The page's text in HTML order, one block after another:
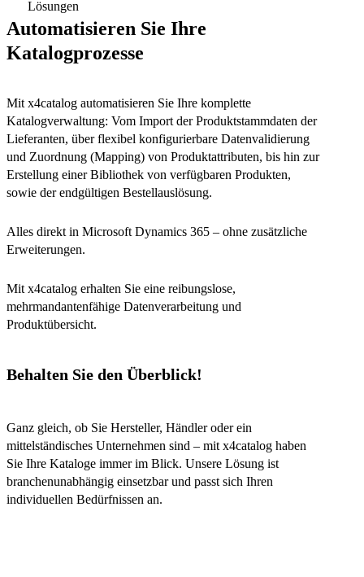
Automatisieren Sie Ihre
Katalogprozesse
Mit x4catalog automatisieren Sie Ihre komplette
Katalogverwaltung: Vom Import der Produktstammdaten der
Lieferanten, über flexibel konfigurierbare Datenvalidierung
und Zuordnung (Mapping) von Produktattributen, bis hin zur
Erstellung einer Bibliothek von verfügbaren Produkten,
sowie der endgültigen Bestellauslösung.
Alles direkt in Microsoft Dynamics 365 – ohne zusätzliche
Erweiterungen.
Mit x4catalog erhalten Sie eine reibungslose,
mehrmandantenfähige Datenverarbeitung und
Produktübersicht.
Behalten Sie den Überblick!
Ganz gleich, ob Sie Hersteller, Händler oder ein
mittelständisches Unternehmen sind – mit x4catalog haben
Sie Ihre Kataloge immer im Blick. Unsere Lösung ist
branchenunabhängig einsetzbar und passt sich Ihren
individuellen Bedürfnissen an.